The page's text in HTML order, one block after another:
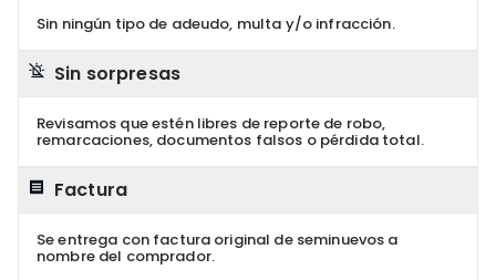
Sin ningún tipo de adeudo, multa y/o infracción.
Sin sorpresas
Revisamos que estén libres de reporte de robo,
remarcaciones, documentos falsos o pérdida total.
Factura
Se entrega con factura original de seminuevos a
nombre del comprador.